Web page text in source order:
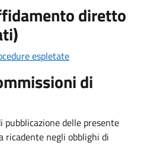
diretto
espletate
di
pubblicazione delle presente
ricadente negli obblighi di